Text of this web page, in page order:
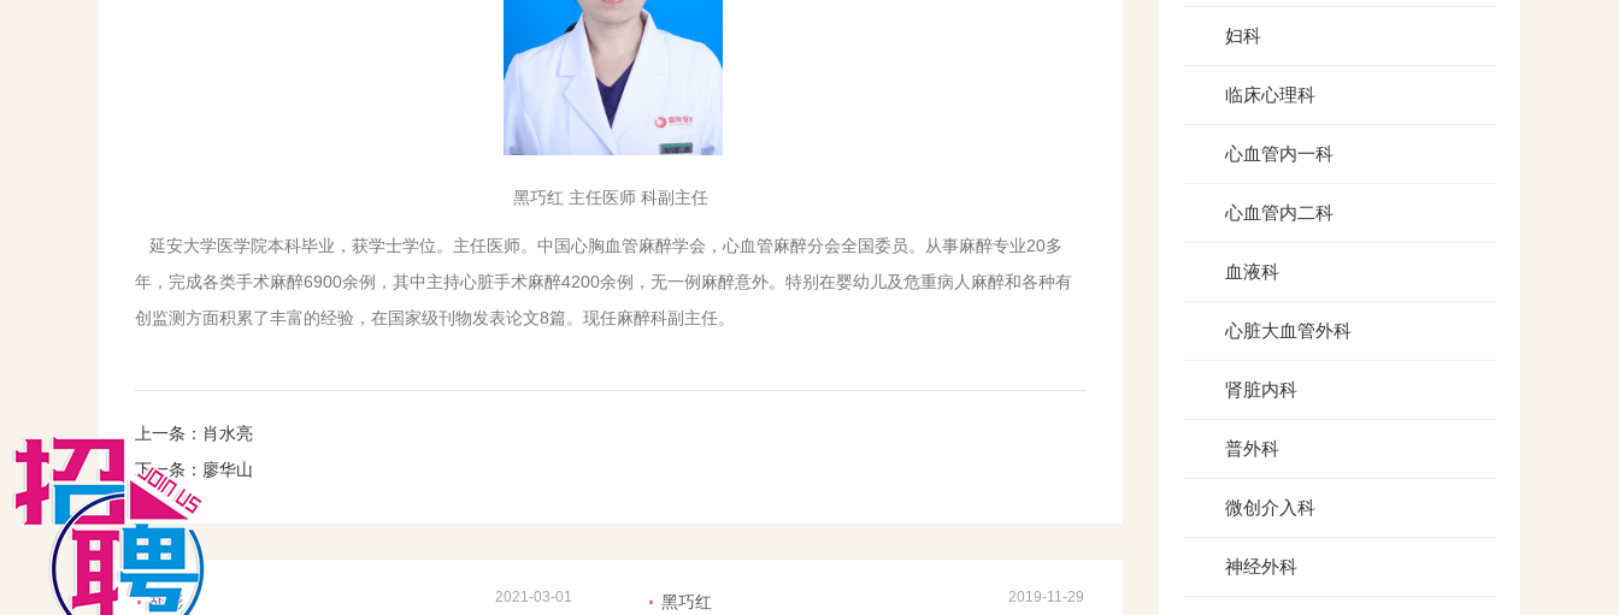
妇科
临床心理科
心血管内一科
心血管内二科
血液科
心脏大血管外科
肾脏内科
普外科
微创介入科
神经外科
黑巧红 主任医师 科副主任
延安大学医学院本科毕业，获学士学位。主任医师。中国心胸血管麻醉学会，心血管麻醉分会全国委员。从事麻醉专业20多
年，完成各类手术麻醉6900余例，其中主持心脏手术麻醉4200余例，无一例麻醉意外。特别在婴幼儿及危重病人麻醉和各种有
创监测方面积累了丰富的经验，在国家级刊物发表论文8篇。现任麻醉科副主任。
上一条： 肖水亮
下一条： 廖华山
胡彬 2021-03-01 黑巧红 2019-11-29